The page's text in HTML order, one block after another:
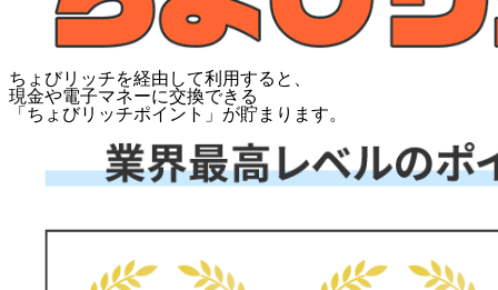
ちょびリッチを経由して利用すると、
現金や電子マネーに交換できる
「 ちょびリッチポイント 」が貯まります。